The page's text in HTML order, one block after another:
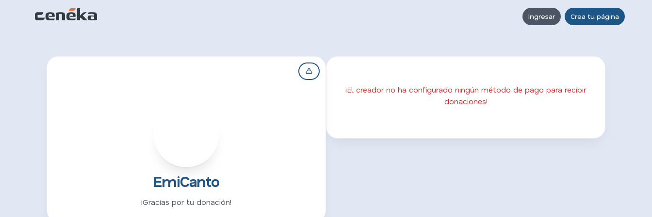
Ingresar Crea tu página
EmiCanto
¡Gracias por tu donación!
¡El creador no ha configurado ningún método de pago para recibir
donaciones!